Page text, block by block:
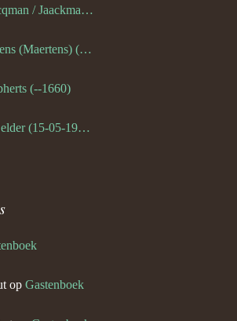
Trijntge Jaecqman / Jaackman (--1651)
Barber Martens (Maertens) (--1658)
(--1660)
Lenie van Gelder (15-05-1970)
op Gastenboek